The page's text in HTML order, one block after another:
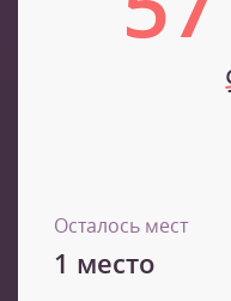
Осталось мест
1 место